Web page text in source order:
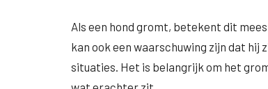
Als een hond gromt, betekent dit
kan ook een waarschuwing zijn dat hij
situaties. Het is belangrijk om het